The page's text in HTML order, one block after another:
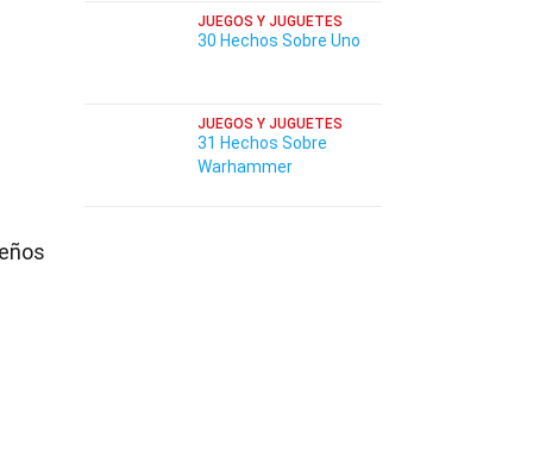
JUEGOS Y JUGUETES
30 Hechos Sobre Uno
JUEGOS Y JUGUETES
31 Hechos Sobre
Warhammer